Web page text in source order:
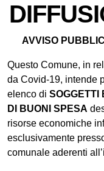
AVVISO
Questo Comune, in
da Covid-19, intende
elenco di SOGGETTI
DI BUONI SPESA
risorse economiche
esclusivamente
comunale aderenti